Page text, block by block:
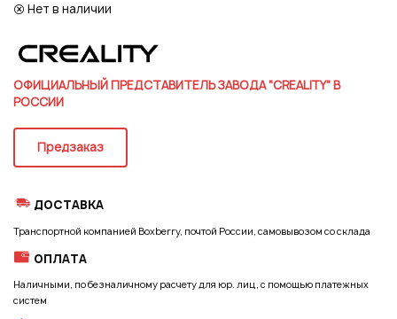
Нет в наличии
ОФИЦИАЛЬНЫЙ ПРЕДСТАВИТЕЛЬ ЗАВОДА "CREALITY" В
РОССИИ
Предзаказ
ДОСТАВКА
Транспортной компанией Boxberry, почтой России, самовывозом со склада
ОПЛАТА
Наличными, по безналичному расчету для юр. лиц, с помощью платежных
систем
Подписаться на новые возможности